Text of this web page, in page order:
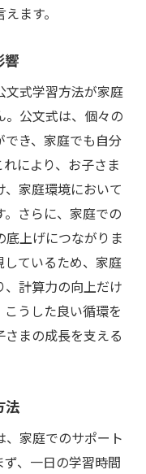
ます。
響
文式学習方法が家庭
公文式は、個々の
き、家庭でも自分
により、お子さま
家庭環境において
さらに、家庭での
上げにつながりま
ているため、家庭
計算力の向上だけ
うした良い循環を
まの成長を支える
法
家庭でのサポート
、一日の学習時間